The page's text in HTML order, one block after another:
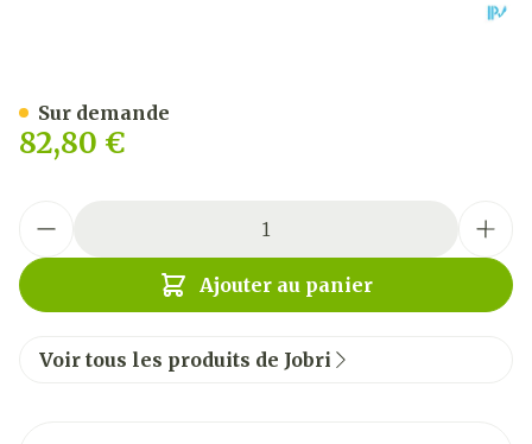
82,80 €
Ajouter au panier
Sur demande
Voir tous les produits de Jobri